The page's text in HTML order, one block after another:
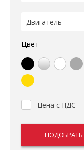
Цвет
Цена с НДС